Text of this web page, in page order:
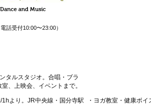
and Music
電話受付10:00〜23:00）
タルスタジオ。 合唱・ブラ
室、上映会、 イベント まで。
/1hより。 JR中央線・国分寺駅
・ ヨガ教室・ 健康ボイ